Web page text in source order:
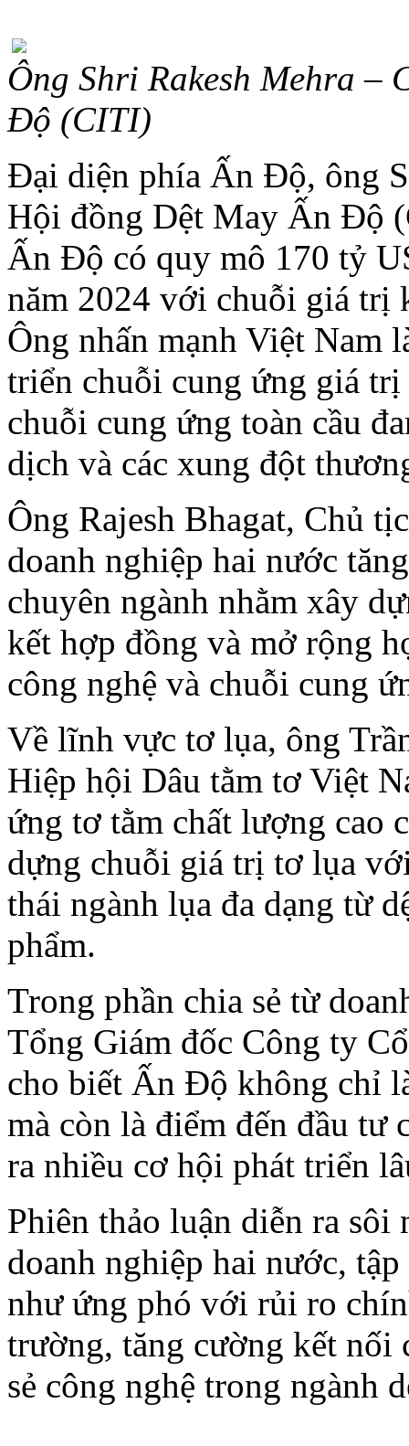
Ông Shri Rakesh Mehra –
Độ (CITI)
Đại diện phía Ấn Độ, ông
Hội đồng Dệt May Ấn Độ
Ấn Độ có quy mô 170 tỷ
năm 2024 với chuỗi giá trị
Ông nhấn mạnh Việt Nam
triển chuỗi cung ứng giá
chuỗi cung ứng toàn cầu
dịch và các xung đột
Ông Rajesh Bhagat, Chủ
doanh nghiệp hai nước
chuyên ngành nhằm xây
kết hợp đồng và mở rộng
công nghệ và chuỗi cung
Về lĩnh vực tơ lụa, ông
Hiệp hội Dâu tằm tơ Việt
ứng tơ tằm chất lượng cao
dựng chuỗi giá trị tơ lụa
thái ngành lụa đa dạng từ
phẩm.
Trong phần chia sẻ từ
Tổng Giám đốc Công ty
cho biết Ấn Độ không chỉ
mà còn là điểm đến đầu tư
ra nhiều cơ hội phát triển
Phiên thảo luận diễn ra
doanh nghiệp hai nước,
như ứng phó với rủi ro
trường, tăng cường kết nối
sẻ công nghệ trong ngành